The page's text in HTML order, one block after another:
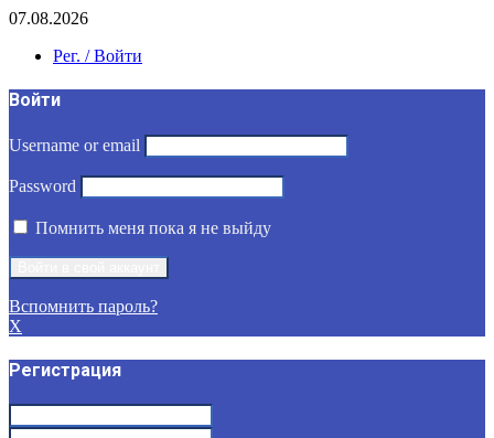
07.08.2026
Рег. / Войти
Войти
Username or email
Password
Помнить меня пока я не выйду
Вспомнить пароль?
X
Регистрация